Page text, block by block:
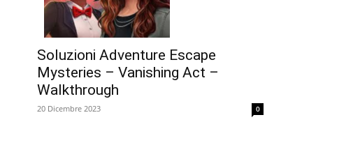
Soluzioni Adventure Escape
Mysteries – Vanishing Act –
Walkthrough
20 Dicembre 2023 0